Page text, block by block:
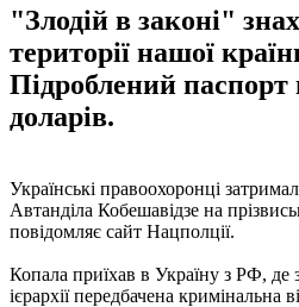
"Злодій в законі"
території нашої
Підроблений паспорт
доларів.
Українські правоохоронці
Автанділа Кобешавідзе на
повідомляє сайт Нацполції.
Копала приїхав в Україну з РФ, де
ієрархії передбачена кримінальна